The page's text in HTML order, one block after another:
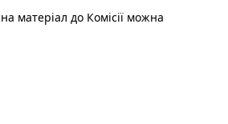
матеріал до Комісії можна